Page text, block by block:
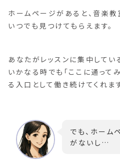
ホームページがあると、音楽
いつでも見つけてもらえます。
あなたがレッスンに集中してい
いかなる時でも「ここに通って
る入口として働き続けてくれます
でも、ホーム
がないし…